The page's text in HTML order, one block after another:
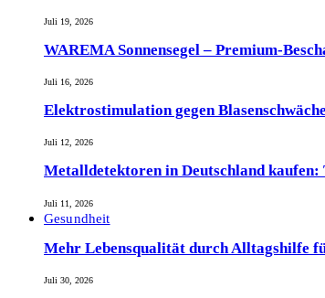
Juli 19, 2026
WAREMA Sonnensegel – Premium-
Juli 16, 2026
Elektrostimulation gegen
Juli 12, 2026
Metalldetektoren in Deutschland
Juli 11, 2026
Gesundheit
Mehr Lebensqualität durch Alltagshilfe
Juli 30, 2026